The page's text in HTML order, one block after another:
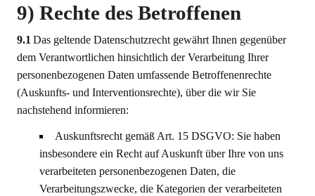
9) Rechte des Betroffenen
9.1 Das geltende Datenschutzrecht gewährt Ihnen gegenüber
dem Verantwortlichen hinsichtlich der Verarbeitung Ihrer
personenbezogenen Daten umfassende Betroffenenrechte
(Auskunfts- und Interventionsrechte), über die wir Sie
nachstehend informieren:
Auskunftsrecht gemäß Art. 15 DSGVO: Sie haben
insbesondere ein Recht auf Auskunft über Ihre von uns
verarbeiteten personenbezogenen Daten, die
Verarbeitungszwecke, die Kategorien der verarbeiteten